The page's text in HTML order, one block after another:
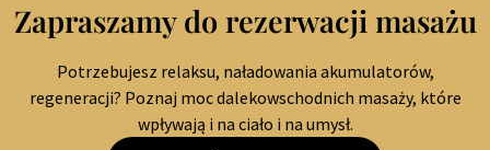
Zapraszamy do rezerwacji masażu
Potrzebujesz relaksu, naładowania akumulatorów,
regeneracji? Poznaj moc dalekowschodnich masaży, które
wpływają i na ciało i na umysł.